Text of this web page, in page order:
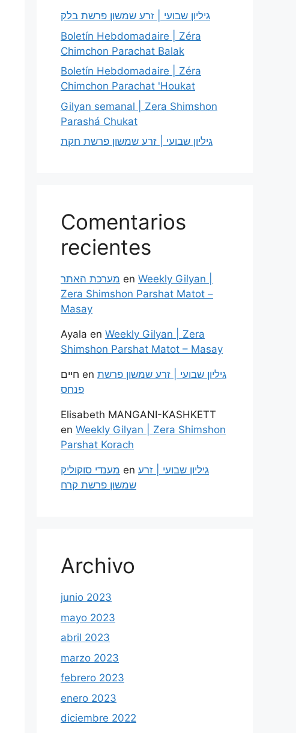
גיליון שבועי | זרע שמשון פרשת בלק
Boletín Hebdomadaire | Zéra
Chimchon Parachat Balak
Boletín Hebdomadaire | Zéra
Chimchon Parachat 'Houkat
Gilyan semanal | Zera Shimshon
Parashá Chukat
גיליון שבועי | זרע שמשון פרשת חקת
Comentarios
recientes
מערכת האתר en Weekly Gilyan |
Zera Shimshon Parshat Matot –
Masay
Ayala en Weekly Gilyan | Zera
Shimshon Parshat Matot – Masay
חיים en גיליון שבועי | זרע שמשון פרשת
פנחס
Elisabeth MANGANI-KASHKETT
en Weekly Gilyan | Zera Shimshon
Parshat Korach
מענדי סוקוליק en גיליון שבועי | זרע
שמשון פרשת קרח
Archivo
junio 2023
mayo 2023
abril 2023
marzo 2023
febrero 2023
enero 2023
diciembre 2022